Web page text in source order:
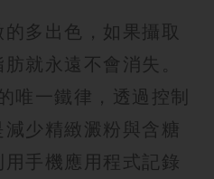
多出色，如果攝取
就永遠不會消失。
唯一鐵律，透過控制
少精緻澱粉與含糖
手機應用程式記錄